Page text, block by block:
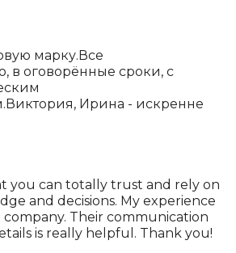
марку.Все
в оговорённые сроки, с
Ирина - искренне
you can totally trust and rely on
and decisions. My experience
Their communication
is really helpful. Thank you!